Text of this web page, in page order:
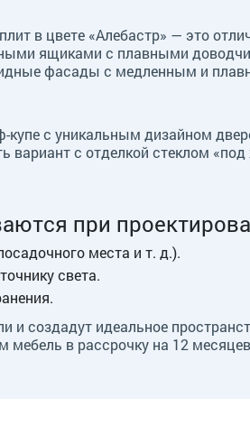
в цвете «Алебастр» — это
ящиками с плавными
фасады с медленным и
с уникальным дизайном
с отделкой стеклом
при
места и т. д.).
света.
и создадут идеальное
мебель в рассрочку на 12